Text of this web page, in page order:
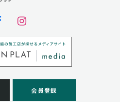
務の委託
により良いサービスを提供す
に委託しており、業務委託先
の利用目的の通知、開示、訂
会員登録